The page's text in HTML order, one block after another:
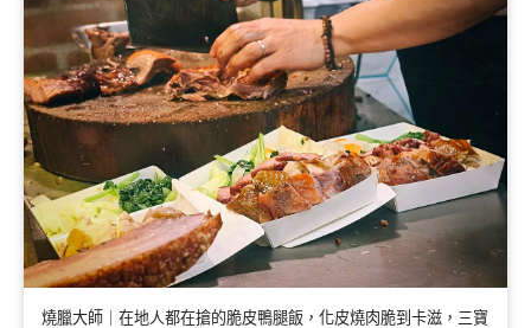
燒臘大師｜在地人都在搶的脆皮鴨腿飯，化皮燒肉脆到卡滋，三寶